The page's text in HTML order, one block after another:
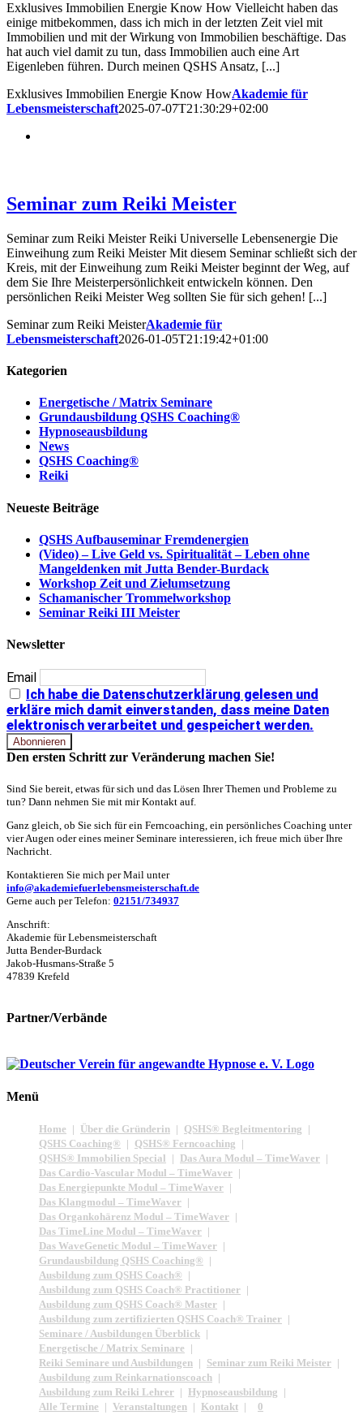
Exklusives Immobilien Energie Know How Vielleicht haben das
einige mitbekommen, dass ich mich in der letzten Zeit viel mit
Immobilien und mit der Wirkung von Immobilien beschäftige. Das
hat auch viel damit zu tun, dass Immobilien auch eine Art
Eigenleben führen. Durch meinen QSHS Ansatz, [...]
Exklusives Immobilien Energie Know HowAkademie für
Lebensmeisterschaft2025-07-07T21:30:29+02:00
Seminar zum Reiki Meister
Seminar zum Reiki Meister Reiki Universelle Lebensenergie Die
Einweihung zum Reiki Meister Mit diesem Seminar schließt sich der
Kreis, mit der Einweihung zum Reiki Meister beginnt der Weg, auf
dem Sie Ihre Meisterpersönlichkeit entwickeln können. Den
persönlichen Reiki Meister Weg sollten Sie für sich gehen! [...]
Seminar zum Reiki MeisterAkademie für
Lebensmeisterschaft2026-01-05T21:19:42+01:00
Kategorien
Energetische / Matrix Seminare
Grundausbildung QSHS Coaching®
Hypnoseausbildung
News
QSHS Coaching®
Reiki
Neueste Beiträge
QSHS Aufbauseminar Fremdenergien
(Video) – Live Geld vs. Spiritualität – Leben ohne
Mangeldenken mit Jutta Bender-Burdack
Workshop Zeit und Zielumsetzung
Schamanischer Trommelworkshop
Seminar Reiki III Meister
Newsletter
Email
Ich habe die Datenschutzerklärung gelesen und
erkläre mich damit einverstanden, dass meine Daten
elektronisch verarbeitet und gespeichert werden.
Den ersten Schritt zur Veränderung machen Sie!
Sind Sie bereit, etwas für sich und das Lösen Ihrer Themen und Probleme zu
tun? Dann nehmen Sie mit mir Kontakt auf.
Ganz gleich, ob Sie sich für ein Ferncoaching, ein persönliches Coaching unter
vier Augen oder eines meiner Seminare interessieren, ich freue mich über Ihre
Nachricht.
Kontaktieren Sie mich per Mail unter
info@akademiefuerlebensmeisterschaft.de
Gerne auch per Telefon: 02151/734937
Anschrift:
Akademie für Lebensmeisterschaft
Jutta Bender-Burdack
Jakob-Husmans-Straße 5
47839 Krefeld
Partner/Verbände
Menü
Home Über die Gründerin
QSHS® Begleitmentoring
QSHS Coaching®
QSHS® Ferncoaching
QSHS® Immobilien Special
Das Aura Modul – TimeWaver
Das Cardio-Vascular Modul – TimeWaver
Das Energiepunkte Modul – TimeWaver
Das Klangmodul – TimeWaver
Das Organkohärenz Modul – TimeWaver
Das TimeLine Modul – TimeWaver
Das WaveGenetic Modul – TimeWaver
Grundausbildung QSHS Coaching®
Ausbildung zum QSHS Coach®
Ausbildung zum QSHS Coach® Practitioner
Ausbildung zum QSHS Coach® Master
Ausbildung zum zertifizierten QSHS Coach® Trainer
Seminare / Ausbildungen Überblick
Energetische / Matrix Seminare
Reiki Seminare und Ausbildungen
Seminar zum Reiki Meister
Ausbildung zum Reinkarnationscoach
Ausbildung zum Reiki Lehrer
Hypnoseausbildung
Alle Termine
Veranstaltungen Kontakt 0